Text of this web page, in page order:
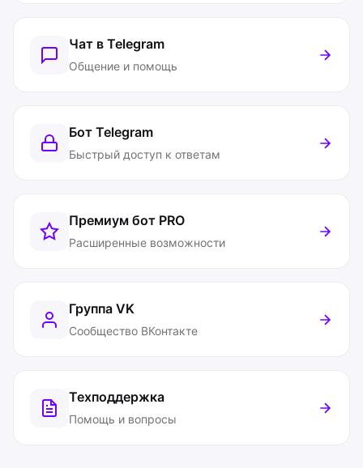
Чат в Telegram
Общение и помощь
Бот Telegram
Быстрый доступ к ответам
Премиум бот PRO
Расширенные возможности
Группа VK
Сообщество ВКонтакте
Техподдержка
Помощь и вопросы